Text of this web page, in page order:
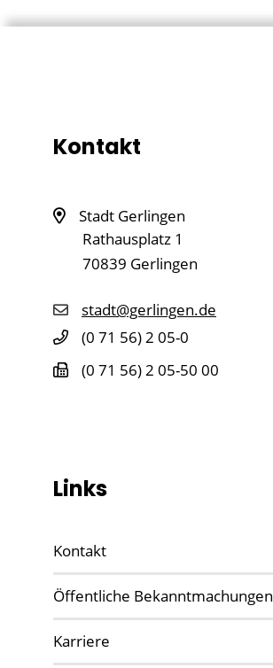
Kontakt
Stadt Gerlingen
Rathausplatz 1
70839 Gerlingen
stadt@gerlingen.de
(0 71 56) 2 05-0
(0 71 56) 2 05-50 00
Links
Kontakt
Öffentliche Bekanntmachungen
Karriere